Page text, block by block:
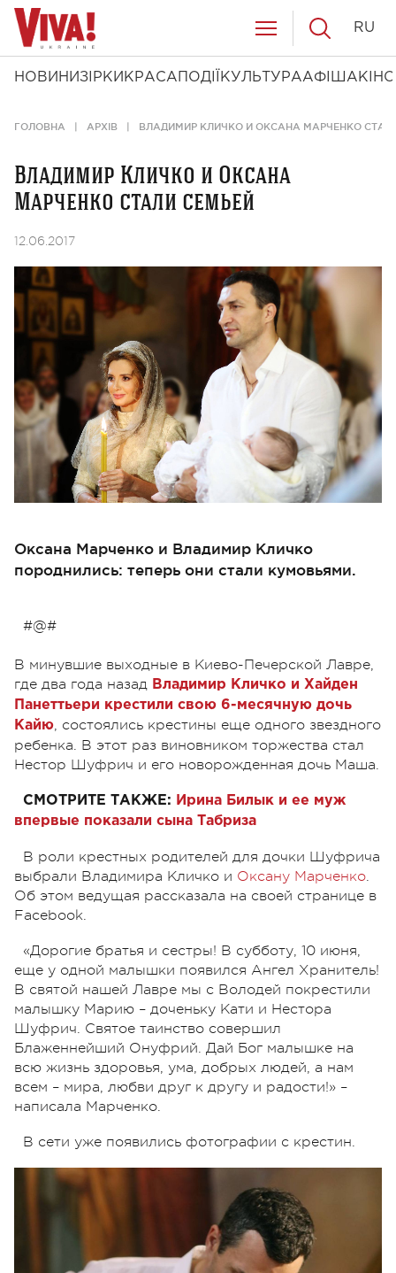
НОВИНИ ЗІРКИ КРАСА ПОДІЇ КУЛЬТУРААФІША КІНО
RU
ГОЛОВНА АРХІВ ВЛАДИМИР КЛИЧКО И ОКСАНА МАРЧЕНКО
Владимир Кличко и Оксана
Марченко стали семьей
12.06.2017
Оксана Марченко и Владимир Кличко
породнились: теперь они стали кумовьями.
#@#
В минувшие выходные в Киево-Печерской Лавре,
где два года назад Владимир Кличко и Хайден
Панеттьери крестили свою 6-месячную дочь
Кайю, состоялись крестины еще одного звездного
ребенка. В этот раз виновником торжества стал
Нестор Шуфрич и его новорожденная дочь Маша.
СМОТРИТЕ ТАКЖЕ: Ирина Билык и ее муж
впервые показали сына Табриза
В роли крестных родителей для дочки Шуфрича
выбрали Владимира Кличко и Оксану Марченко.
Об этом ведущая рассказала на своей странице в
Facebook.
«Дорогие братья и сестры! В субботу, 10 июня,
еще у одной малышки появился Ангел Хранитель!
В святой нашей Лавре мы с Володей покрестили
малышку Марию – доченьку Кати и Нестора
Шуфрич. Святое таинство совершил
Блаженнейший Онуфрий. Дай Бог малышке на
всю жизнь здоровья, ума, добрых людей, а нам
всем – мира, любви друг к другу и радости!» –
написала Марченко.
В сети уже появились фотографии с крестин.